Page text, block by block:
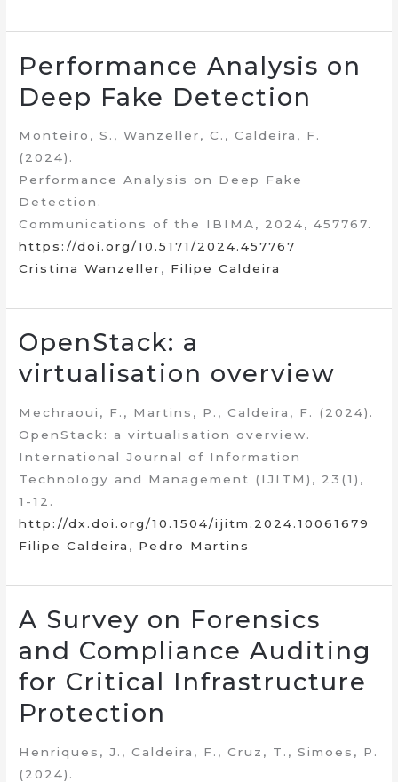
Performance Analysis on
Deep Fake Detection
Monteiro, S., Wanzeller, C., Caldeira, F.
(2024).
Performance Analysis on Deep Fake
Detection.
Communications of the IBIMA, 2024, 457767.
https://doi.org/10.5171/2024.457767
Cristina Wanzeller, Filipe Caldeira
OpenStack: a
virtualisation overview
Mechraoui, F., Martins, P., Caldeira, F. (2024).
OpenStack: a virtualisation overview.
International Journal of Information
Technology and Management (IJITM), 23(1),
1-12.
http://dx.doi.org/10.1504/ijitm.2024.10061679
Filipe Caldeira , Pedro Martins
A Survey on Forensics
and Compliance Auditing
for Critical Infrastructure
Protection
Henriques, J., Caldeira, F., Cruz, T., Simoes, P.
(2024).